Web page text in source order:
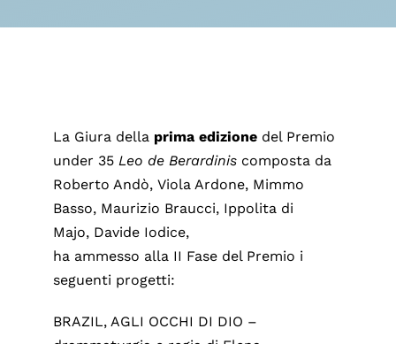
La Giura della prima edizione del Premio
under 35 Leo de Berardinis composta da
Roberto Andò, Viola Ardone, Mimmo
Basso, Maurizio Braucci, Ippolita di
Majo, Davide Iodice,
ha ammesso alla II Fase del Premio i
seguenti progetti:
BRAZIL, AGLI OCCHI DI DIO –